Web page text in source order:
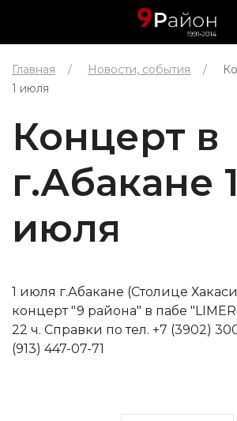
Главная Новости, события
1 июля
Концерт в
г.Абакане 1
июля
1 июля г.Абакане (Столице
концерт "9 района" в пабе
22 ч. Справки по тел. +7 (3902)
(913) 447-07-71